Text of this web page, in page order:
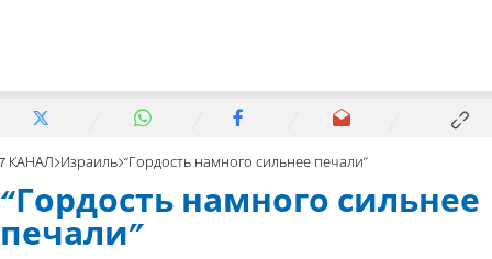
7 КАНАЛ Израиль “Гордость намного сильнее печали"
“Гордость намного сильнее
печали"